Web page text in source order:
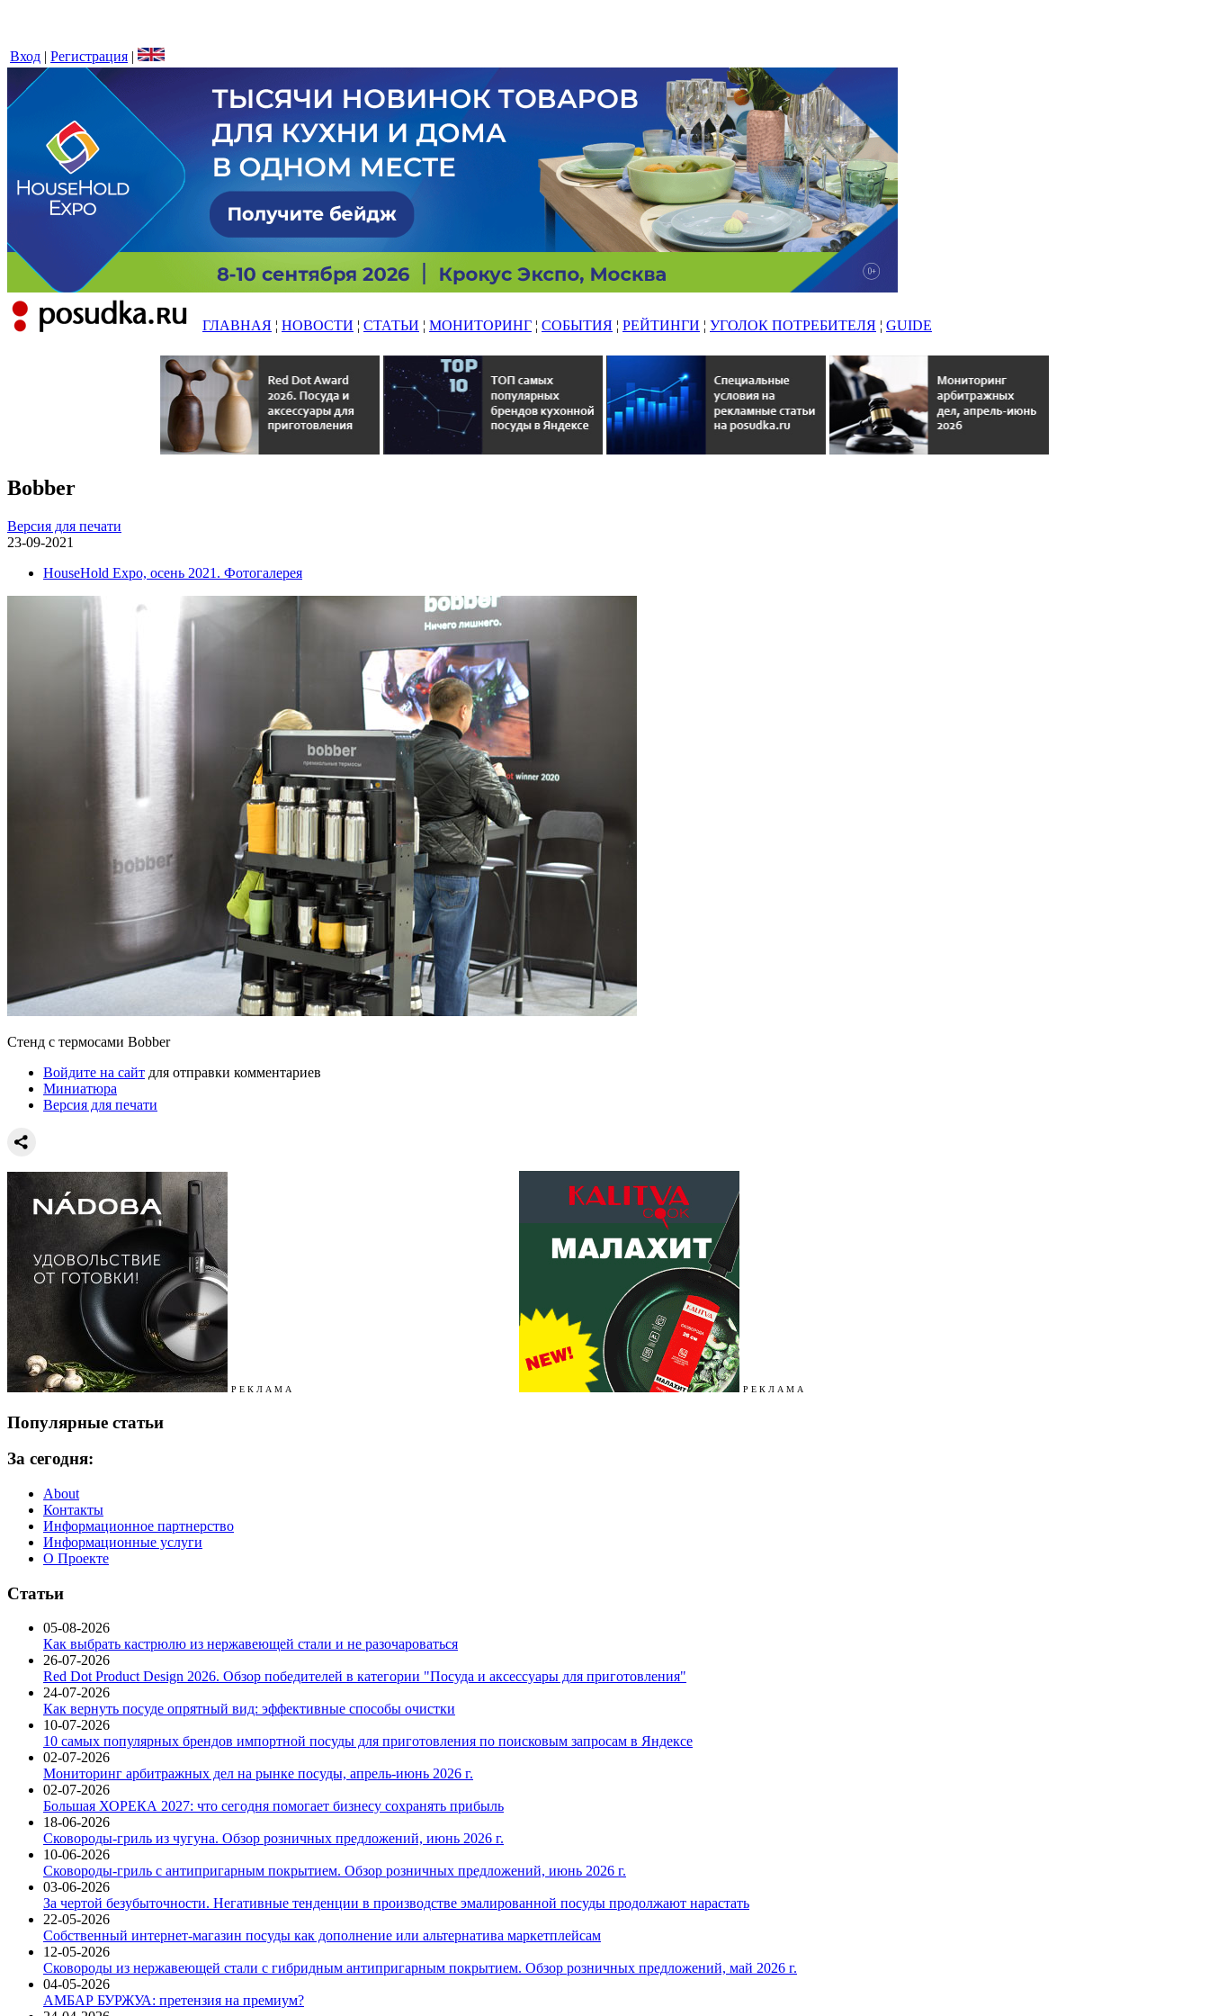
Вход | Регистрация |
ГЛАВНАЯ ¦ НОВОСТИ ¦ СТАТЬИ ¦ МОНИТОРИНГ ¦ СОБЫТИЯ ¦ РЕЙТИНГИ ¦ УГОЛОК ПОТРЕБИТЕЛЯ ¦ GUIDE
Bobber
Версия для печати
23-09-2021
HouseHold Expo, осень 2021. Фотогалерея
Стенд с термосами Bobber
Войдите на сайт для отправки комментариев
Миниатюра
Версия для печати
Р Е К Л А М А Р Е К Л А М А
Популярные статьи
За сегодня:
About
Контакты
Информационное партнерство
Информационные услуги
О Проекте
Статьи
05-08-2026
Как выбрать кастрюлю из нержавеющей стали и не разочароваться
26-07-2026
Red Dot Product Design 2026. Обзор победителей в категории "Посуда и аксессуары для приготовления"
24-07-2026
Как вернуть посуде опрятный вид: эффективные способы очистки
10-07-2026
10 самых популярных брендов импортной посуды для приготовления по поисковым запросам в Яндексе
02-07-2026
Мониторинг арбитражных дел на рынке посуды, апрель-июнь 2026 г.
02-07-2026
Большая ХОРЕКА 2027: что сегодня помогает бизнесу сохранять прибыль
18-06-2026
Сковороды-гриль из чугуна. Обзор розничных предложений, июнь 2026 г.
10-06-2026
Сковороды-гриль с антипригарным покрытием. Обзор розничных предложений, июнь 2026 г.
03-06-2026
За чертой безубыточности. Негативные тенденции в производстве эмалированной посуды продолжают нарастать
22-05-2026
Собственный интернет-магазин посуды как дополнение или альтернатива маркетплейсам
12-05-2026
Сковороды из нержавеющей стали с гибридным антипригарным покрытием. Обзор розничных предложений, май 2026 г.
04-05-2026
АМБАР БУРЖУА: претензия на премиум?